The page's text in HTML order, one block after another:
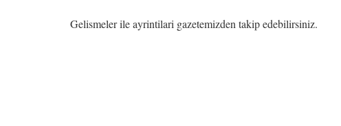
Gelismeler ile ayrintilari gazetemizden takip edebilirsiniz.